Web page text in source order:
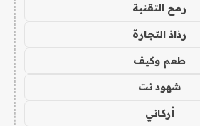
رمح التقنية
رذاذ التجارة
طعم وكيف
شهود نت
أركاني